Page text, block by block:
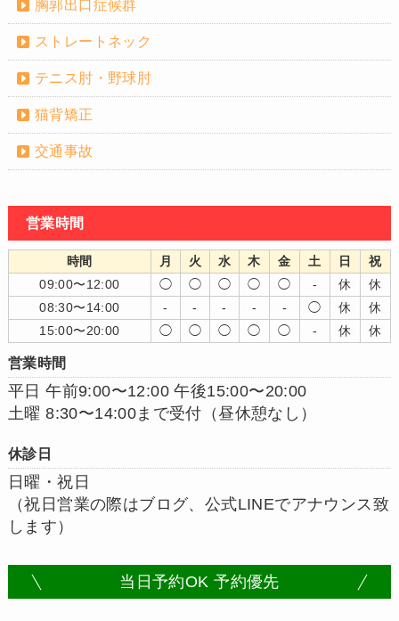
胸郭出口症候群
ストレートネック
テニス肘・野球肘
猫背矯正
交通事故
営業時間
時間 月 火 水 木 金 土 日
祝
09:00〜12:00
◯ ◯ ◯ ◯ ◯ - 休
休
08:30〜14:00
- - - - - ◯ 休
休
15:00〜20:00
◯ ◯ ◯ ◯ ◯ - 休 休
営業時間
平日 午前9:00〜12:00 午後15:00〜20:00
土曜 8:30〜14:00まで受付（昼休憩なし）
休診日
日曜・祝日
（祝日営業の際はブログ、公式LINEでアナウンス致
します）
当日予約OK 予約優先